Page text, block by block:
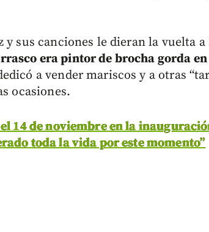
y sus canciones le dieran la vuelta
era pintor de brocha gorda
a vender mariscos y a otras
ocasiones.
14 de noviembre en la
toda la vida por este momento”